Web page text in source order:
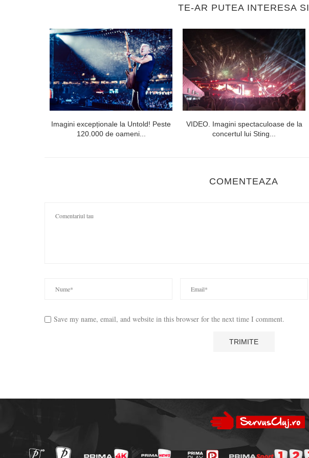
TE-AR PUTEA INTERESA SI
Imagini excepționale la Untold! Peste
120.000 de oameni...
VIDEO. Imagini spectaculoase de la
concertul lui Sting...
COMENTEAZA
Save my name, email, and website in this browser for the next time I comment.